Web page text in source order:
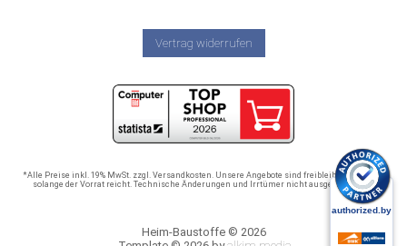
Vertrag widerrufen
*Alle Preise inkl. 19% MwSt. zzgl. Versandkosten. Unsere Angebote sind freibleibend und nur
solange der Vorrat reicht. Technische Änderungen und Irrtümer nicht ausgeschlossen.
Heim-Baustoffe © 2026